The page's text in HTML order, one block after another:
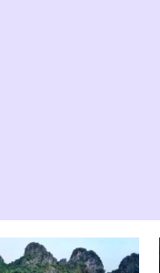
先輩！西安で三蔵